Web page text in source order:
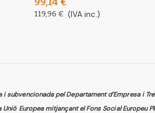
99,14 €
119,96 € (IVA inc.)
subvencionada pel Departament d’Empresa i
Europea mitjançant el Fons Social Europeu